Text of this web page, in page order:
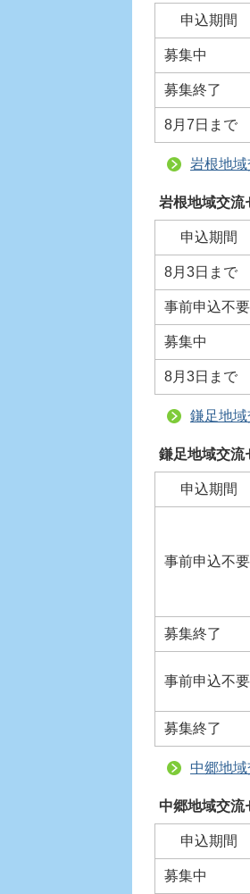
申込期間
募集中
募集終了
8月7日まで
岩根地
岩根地域交流
申込期間
8月3日まで
事前申込不要
募集中
8月3日まで
鎌足地
鎌足地域交流
申込期間
事前申込不要
募集終了
事前申込不要
募集終了
中郷地
中郷地域交流
申込期間
募集中